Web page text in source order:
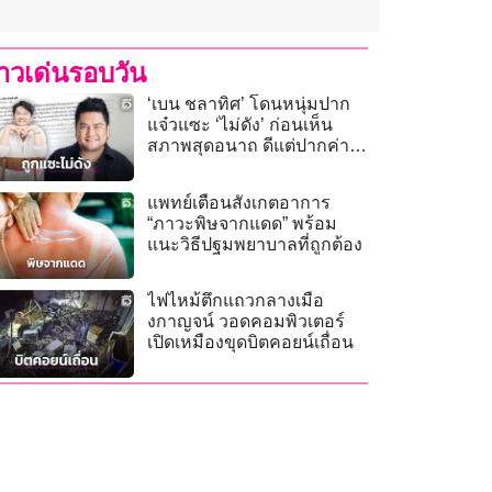
วเด่นรอบวัน
‘เบน ชลาทิศ’ โดนหนุ่มปาก
แจ๋วแซะ ‘ไม่ดัง’ ก่อนเห็น
สภาพสุดอนาถ ดีแต่ปากค่า
แพทย์เตือนสังเกตอาการ
“ภาวะพิษจากแดด” พร้อม
แนะวิธีปฐมพยาบาลที่ถูกต้อง
ไฟไหม้ตึกแถวกลางเมือ
งกาญจน์ วอดคอมพิวเตอร์
เปิดเหมืองขุดบิตคอยน์เถื่อน